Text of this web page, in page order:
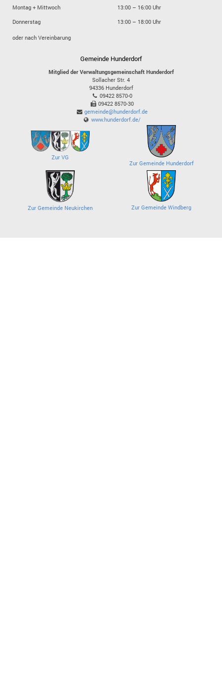
Montag + Mittwoch
13:00 – 16:00 Uhr
Donnerstag
13:00 – 18:00 Uhr
oder nach Vereinbarung
Gemeinde Hunderdorf
Mitglied der Verwaltungsgemeinschaft Hunderdorf
Sollacher Str. 4
94336 Hunderdorf
09422 8570-0
09422 8570-30
gemeinde@hunderdorf.de
www.hunderdorf.de/
Zur VG
Zur Gemeinde Hunderdorf
Zur Gemeinde Neukirchen Zur Gemeinde Windberg